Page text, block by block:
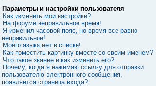
Параметры и настройки пользователя
Как изменить мои настройки?
На форуме неправильное время!
Я изменил часовой пояс, но время все равно
неправильное!
Моего языка нет в списке!
Как поместить картинку вместе со своим именем?
Что такое звание и как изменить его?
Почему, когда я нажимаю ссылку для отправки
пользователю электронного сообщения,
появляется страница входа?